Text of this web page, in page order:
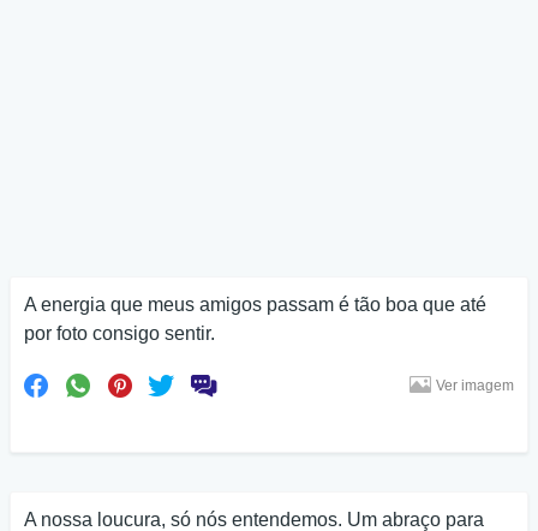
A energia que meus amigos passam é tão boa que até
por foto consigo sentir.
Ver imagem
A nossa loucura, só nós entendemos. Um abraço para